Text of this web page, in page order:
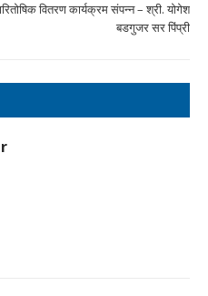
वितरण कार्यक्रम संपन्न – श्री. योगेश
बडगुजर सर पिंप्री